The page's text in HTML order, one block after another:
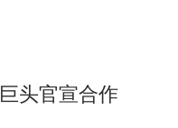
头官宣合作